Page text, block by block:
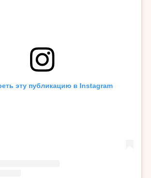
эту публикацию в Instagram